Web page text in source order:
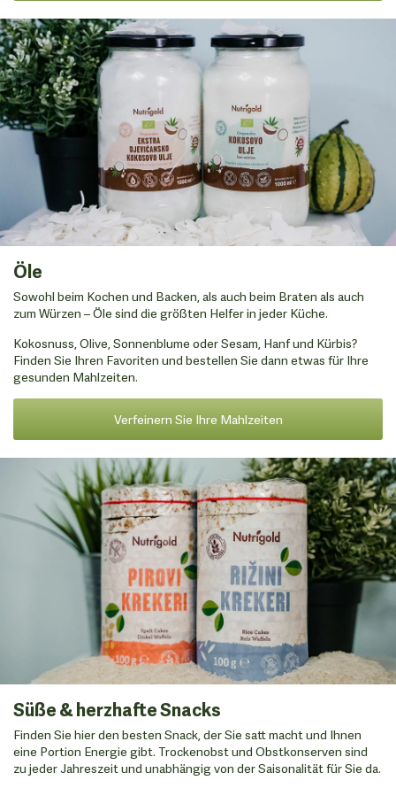
Öle
Sowohl beim Kochen und Backen, als auch beim Braten als auch
zum Würzen – Öle sind die größten Helfer in jeder Küche.
Kokosnuss, Olive, Sonnenblume oder Sesam, Hanf und Kürbis?
Finden Sie Ihren Favoriten und bestellen Sie dann etwas für Ihre
gesunden Mahlzeiten.
Verfeinern Sie Ihre Mahlzeiten
Süße & herzhafte Snacks
Finden Sie hier den besten Snack, der Sie satt macht und Ihnen
eine Portion Energie gibt. Trockenobst und Obstkonserven sind
zu jeder Jahreszeit und unabhängig von der Saisonalität für Sie da.